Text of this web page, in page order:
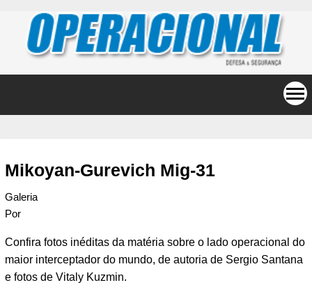
Mikoyan-Gurevich Mig-31
Galeria
Por
Confira fotos inéditas da matéria sobre o lado operacional do
maior interceptador do mundo, de autoria de Sergio Santana
e fotos de Vitaly Kuzmin.